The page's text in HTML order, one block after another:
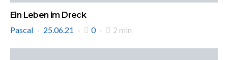
Ein Leben im Dreck
Pascal
25.06.21 0 2 min